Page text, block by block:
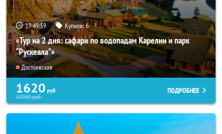
19:49:57 Купили:6
«Тур на 2 дня: сафари по водопадам Карелии и парк
“Рускеала"»
Достоевская
1620 руб.
12900руб.
ПОДРОБНЕЕ